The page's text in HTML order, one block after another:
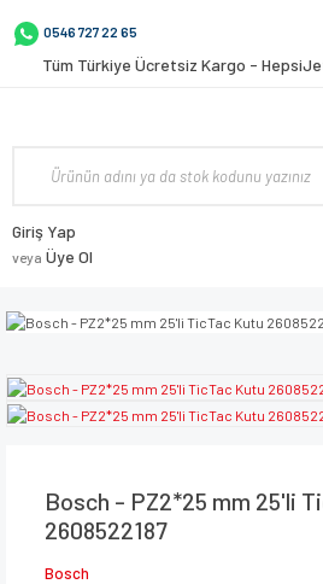
0546 727 22 65
Tüm Türkiye Ücretsiz Kargo -
Giriş Yap
veya Üye Ol
Bosch - PZ2*25 mm 25'li
2608522187
Bosch